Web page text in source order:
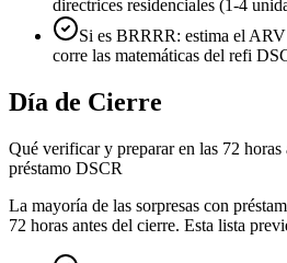
directrices residenciales (1-4
Si es BRRRR: estima el
corre las matemáticas del refi
Día de Cierre
Qué verificar y preparar en las 72 horas
préstamo DSCR
La mayoría de las sorpresas con
72 horas antes del cierre. Esta lista